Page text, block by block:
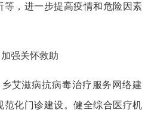
等，进一步提高疫情和危险因素
强关怀救助
艾滋病抗病毒治疗服务网络建
范化门诊建设。健全综合医疗机